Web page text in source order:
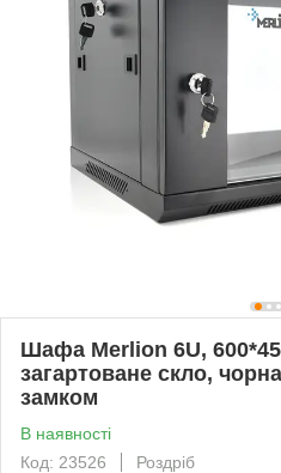
Шафа Merlion 6U,
загартоване скло,
замком
В наявності
Код: 23526
Роздріб